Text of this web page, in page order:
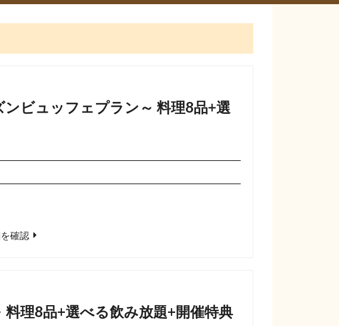
ビュッフェプラン～ 料理8品+選
確認
理8品+選べる飲み放題+開催特典